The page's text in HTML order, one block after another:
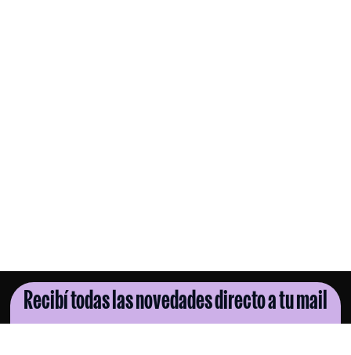
Recibí todas las novedades directo a tu mail